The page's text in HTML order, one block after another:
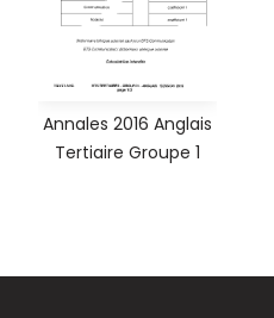
Annales 2016 Anglais
Tertiaire Groupe 1